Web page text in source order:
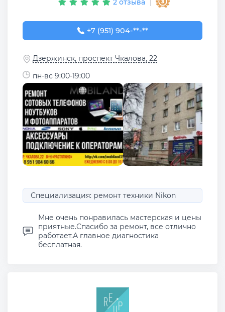
2 отзыва
+7 (951) 904-60-66
+7 (951) 904-**-**
Дзержинск, проспект Чкалова, 22
пн-вс 9:00-19:00
Специализация: ремонт техники Nikon
Мне очень понравилась мастерская и цены
приятные.Спасибо за ремонт, все отлично
работает.А главное диагностика
бесплатная.